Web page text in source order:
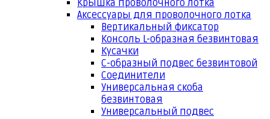
Крышка проволочного лотка
Аксессуары для проволочного лотка
Вертикальный фиксатор
Консоль L-образная безвинтовая
Кусачки
С-образный подвес безвинтовой
Соединители
Универсальная скоба
безвинтовая
Универсальный подвес